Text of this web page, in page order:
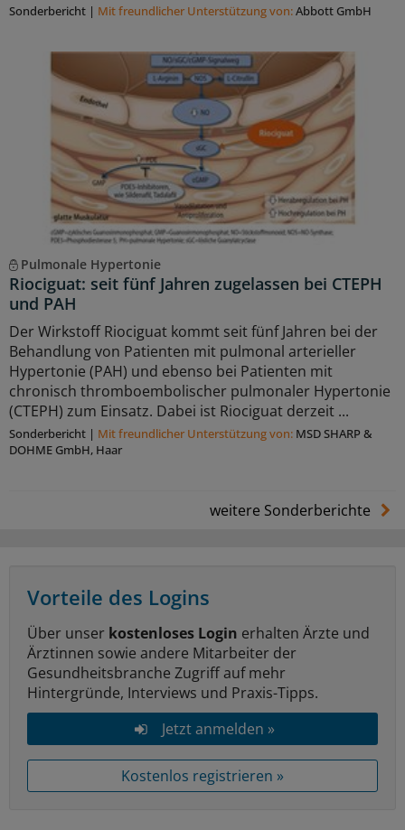
Sonderbericht | Mit freundlicher Unterstützung von:Abbott GmbH
Pulmonale Hypertonie
Riociguat: seit fünf Jahren zugelassen bei CTEPH
und PAH
Der Wirkstoff Riociguat kommt seit fünf Jahren bei der
Behandlung von Patienten mit pulmonal arterieller
Hypertonie (PAH) und ebenso bei Patienten mit
chronisch thromboembolischer pulmonaler Hypertonie
(CTEPH) zum Einsatz. Dabei ist Riociguat derzeit ...
Sonderbericht | Mit freundlicher Unterstützung von: MSD SHARP &
DOHME GmbH, Haar
weitere Sonderberichte
Vorteile des Logins
Über unser kostenloses Login erhalten Ärzte und
Ärztinnen sowie andere Mitarbeiter der
Gesundheitsbranche Zugriff auf mehr
Hintergründe, Interviews und Praxis-Tipps.
Jetzt anmelden »
Kostenlos registrieren »